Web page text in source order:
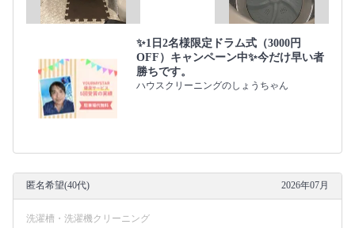
✨1日2名様限定ドラム式（3000円
OFF）キャンペーン中✨今だけ早い者
勝ちです。
ハウスクリーニングのしょうちゃん
匿名希望(40代) 2026年07月
洗濯槽・洗濯機クリーニング